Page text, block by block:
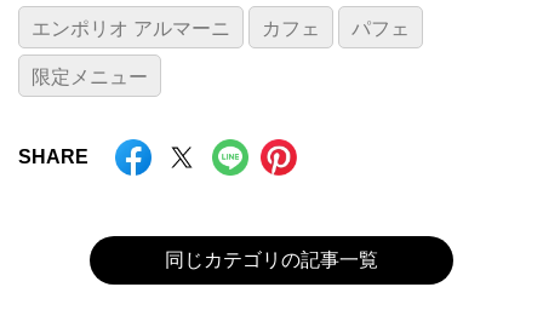
エンポリオ アルマーニ カフェ パフェ
限定メニュー
SHARE
同じカテゴリの記事一覧